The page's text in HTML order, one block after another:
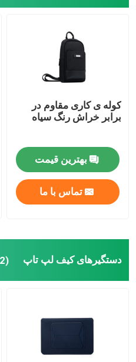
کوله ی کاری مقاوم در
برابر خراش رنگ سیاه
بهترین قیمت
تماس با ما
دستگیرهای کیف لپ تاپ (52)